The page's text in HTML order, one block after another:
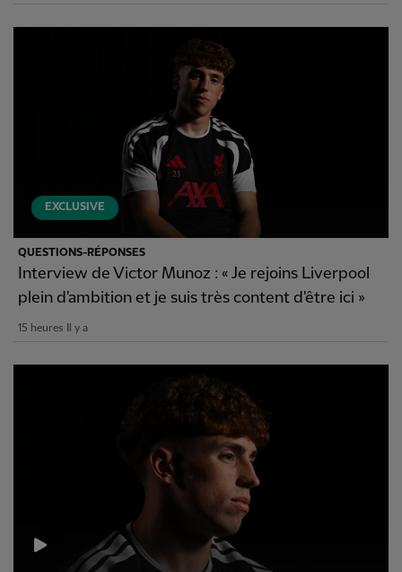
EXCLUSIVE
QUESTIONS-RÉPONSES
Interview de Victor Munoz : « Je rejoins Liverpool
plein d'ambition et je suis très content d'être ici »
15 heures Il y a